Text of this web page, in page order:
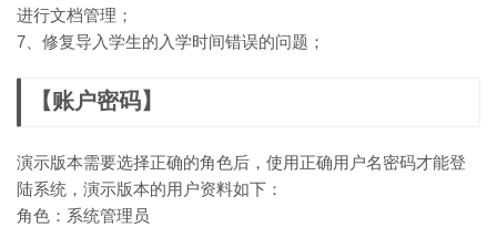
进行文档管理；
7、修复导入学生的入学时间错误的问题；
【账户密码】
演示版本需要选择正确的角色后，使用正确用户名密码才能登
陆系统，演示版本的用户资料如下：
角色：系统管理员